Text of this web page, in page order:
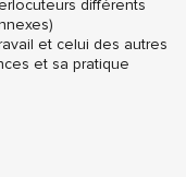
différents
et celui des autres
et sa pratique